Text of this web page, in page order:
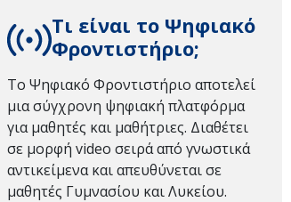
Τι είναι το Ψηφιακό
Φροντιστήριο;
Το Ψηφιακό Φροντιστήριο αποτελεί
μια σύγχρονη ψηφιακή πλατφόρμα
για μαθητές και μαθήτριες. Διαθέτει
σε μορφή video σειρά από γνωστικά
αντικείμενα και απευθύνεται σε
μαθητές Γυμνασίου και Λυκείου.